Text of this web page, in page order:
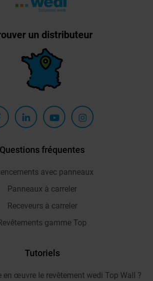
un distributeur
Questions fréquentes
avec panneaux
Panneaux à carreler
Receveurs à carreler
gamme Top
Tutoriels
en œuvre le revêtement wedi Top Wall ?